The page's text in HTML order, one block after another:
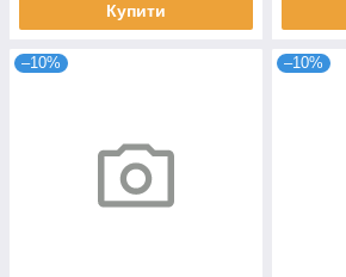
Купити
–10% –10%